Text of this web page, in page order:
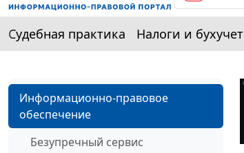
Судебная практика Налоги и бухучет
Информационно-правовое
обеспечение
Безупречный сервис